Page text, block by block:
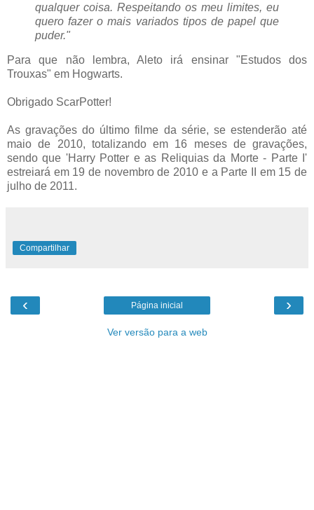
qualquer coisa. Respeitando os meu limites, eu
quero fazer o mais variados tipos de papel que
puder."
Para que não lembra, Aleto irá ensinar "Estudos dos
Trouxas" em Hogwarts.
Obrigado ScarPotter!
As gravações do último filme da série, se estenderão até
maio de 2010, totalizando em 16 meses de gravações,
sendo que 'Harry Potter e as Reliquias da Morte - Parte I'
estreiará em 19 de novembro de 2010 e a Parte II em 15 de
julho de 2011.
Compartilhar
‹ ›
Página inicial
Ver versão para a web